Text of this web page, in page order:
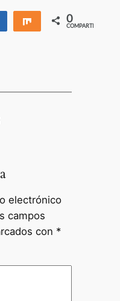
Compartir Compartir
0
COMPARTIR
electrónico
campos
con *